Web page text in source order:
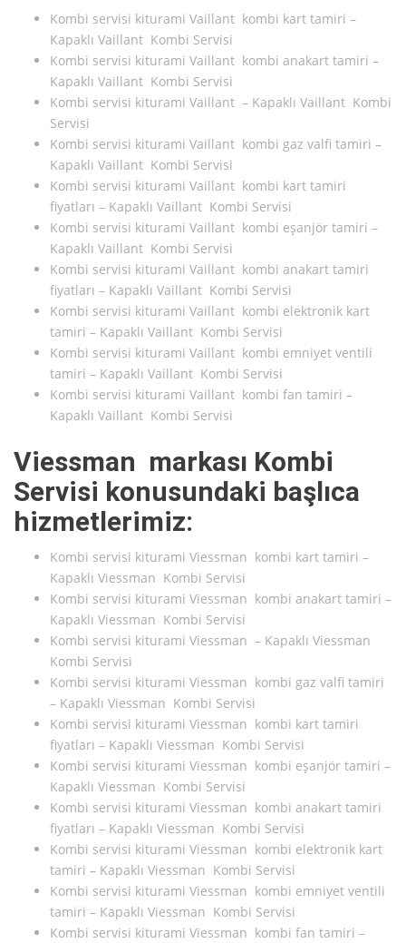
Kombi servisi kiturami Vaillant kombi kart tamiri –
Kapaklı Vaillant Kombi Servisi
Kombi servisi kiturami Vaillant kombi anakart tamiri –
Kapaklı Vaillant Kombi Servisi
Kombi servisi kiturami Vaillant – Kapaklı Vaillant Kombi
Servisi
Kombi servisi kiturami Vaillant kombi gaz valfi tamiri –
Kapaklı Vaillant Kombi Servisi
Kombi servisi kiturami Vaillant kombi kart tamiri
fiyatları – Kapaklı Vaillant Kombi Servisi
Kombi servisi kiturami Vaillant kombi eşanjör tamiri –
Kapaklı Vaillant Kombi Servisi
Kombi servisi kiturami Vaillant kombi anakart tamiri
fiyatları – Kapaklı Vaillant Kombi Servisi
Kombi servisi kiturami Vaillant kombi elektronik kart
tamiri – Kapaklı Vaillant Kombi Servisi
Kombi servisi kiturami Vaillant kombi emniyet ventili
tamiri – Kapaklı Vaillant Kombi Servisi
Kombi servisi kiturami Vaillant kombi fan tamiri –
Kapaklı Vaillant Kombi Servisi
Viessman markası Kombi
Servisi konusundaki başlıca
hizmetlerimiz:
Kombi servisi kiturami Viessman kombi kart tamiri –
Kapaklı Viessman Kombi Servisi
Kombi servisi kiturami Viessman kombi anakart tamiri –
Kapaklı Viessman Kombi Servisi
Kombi servisi kiturami Viessman – Kapaklı Viessman
Kombi Servisi
Kombi servisi kiturami Viessman kombi gaz valfi tamiri
– Kapaklı Viessman Kombi Servisi
Kombi servisi kiturami Viessman kombi kart tamiri
fiyatları – Kapaklı Viessman Kombi Servisi
Kombi servisi kiturami Viessman kombi eşanjör tamiri –
Kapaklı Viessman Kombi Servisi
Kombi servisi kiturami Viessman kombi anakart tamiri
fiyatları – Kapaklı Viessman Kombi Servisi
Kombi servisi kiturami Viessman kombi elektronik kart
tamiri – Kapaklı Viessman Kombi Servisi
Kombi servisi kiturami Viessman kombi emniyet ventili
tamiri – Kapaklı Viessman Kombi Servisi
Kombi servisi kiturami Viessman kombi fan tamiri –